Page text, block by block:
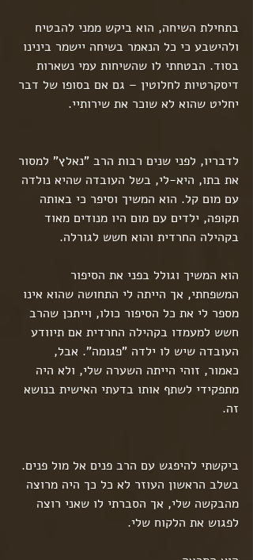
בתחילת השיחה, הוא ביקש ממני להבטיח
ולהישבע כי כל הנאמר בשיחה יישמר בינינו
בסוד. הבטחתי לו שהשיחות עמי נשארות
דיסקרטיות לחלוטין – גם אם בסופו של דבר
יחליט שהוא לא שוכר את שירותיי.
לדבריו, לפני שנים רבות הרב "נאלץ" למסור
את בתו, היא-לי, בשל העובדה שהיא נולדה
עם מום קל. הוא המשיך וסיפר כי באותה
תקופה, ילדים עם מום היו מנודים מאוד
בקהילה החרדית והוא חשש לגורלה.
הוא המשיך וגולל בפני את הסיפור
המשפחתי, אך הייתה לי התחושה שהוא אינו
מספר לי את כל הסיפור כולו, וייתכן שהרב
חשש למעמדו בקהילה החרדית אם תיוודע
העובדה שיש לו ילדה "פגומה". אבל,
כאמור, זוהי הייתה השערה שלי, ולא היה
מתפקידי לשתף אותו בדעתי האישית בנושא
זה.
ביקשתי להיפגש עם הרב פנים אל מול פנים.
בשלב הראשון העוזר לא כל כך היה מרוצה
מהבקשה שלי, אך הסברתי לו שאני רוצה
לפגוש את הלקוח שלי.